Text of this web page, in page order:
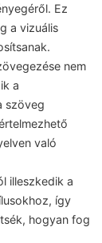
Ez
a vizuális
nem
a
szöveg
való
illeszkedik a
így
hogyan fog